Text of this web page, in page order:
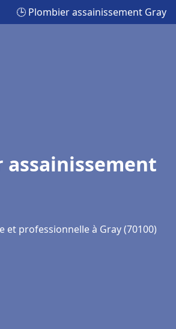
🕒 Plombier assainissement Gray
assainissement
professionnelle à Gray (70100)